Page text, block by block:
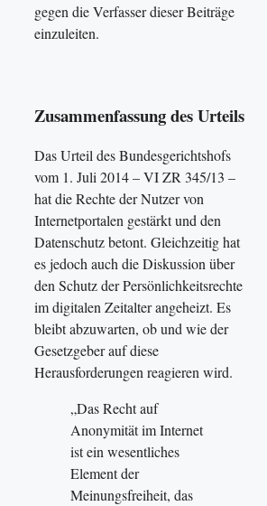
gegen die Verfasser dieser Beiträge
einzuleiten.
Zusammenfassung des Urteils
Das Urteil des Bundesgerichtshofs
vom 1. Juli 2014 – VI ZR 345/13 –
hat die Rechte der Nutzer von
Internetportalen gestärkt und den
Datenschutz betont. Gleichzeitig hat
es jedoch auch die Diskussion über
den Schutz der Persönlichkeitsrechte
im digitalen Zeitalter angeheizt. Es
bleibt abzuwarten, ob und wie der
Gesetzgeber auf diese
Herausforderungen reagieren wird.
„Das Recht auf
Anonymität im Internet
ist ein wesentliches
Element der
Meinungsfreiheit, das